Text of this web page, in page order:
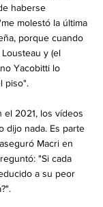
haberse
molestó la última
porque cuando
y (el
Yacobitti lo
piso".
el 2021, los vídeos
dijo nada. Es parte
Macri en
"Si cada
a su peor